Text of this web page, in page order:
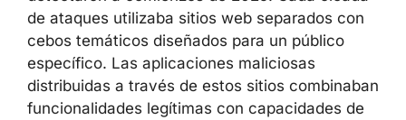
de ataques utilizaba sitios web separados con
cebos temáticos diseñados para un público
específico. Las aplicaciones maliciosas
distribuidas a través de estos sitios combinaban
funcionalidades legítimas con capacidades de